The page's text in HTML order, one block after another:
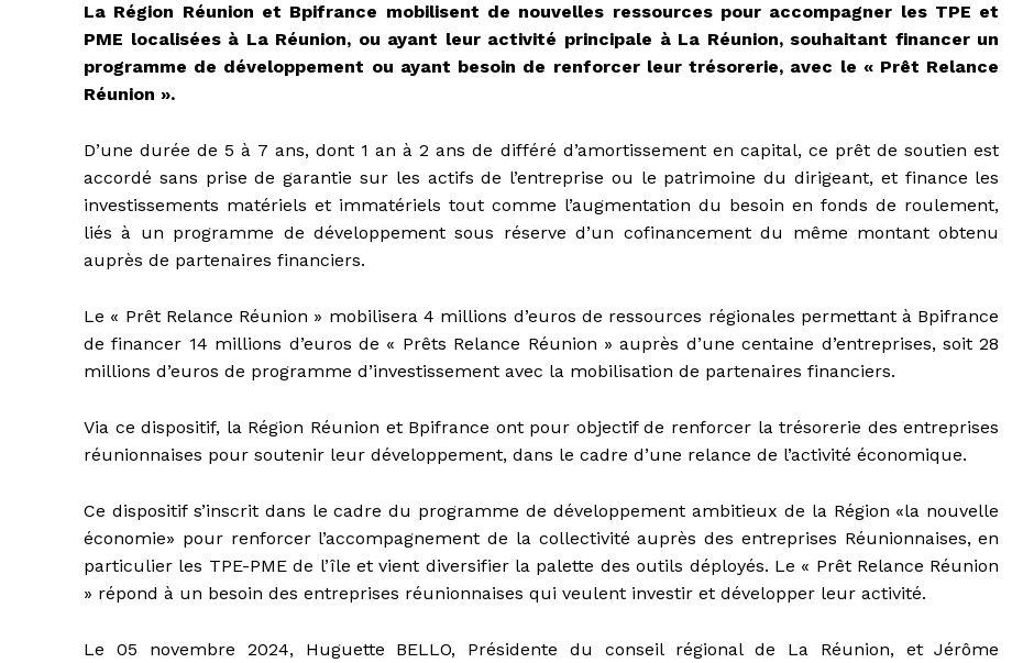
La Région Réunion et Bpifrance mobilisent de nouvelles ressources pour accompagner les TPE et
PME localisées à La Réunion, ou ayant leur activité principale à La Réunion, souhaitant financer un
programme de développement ou ayant besoin de renforcer leur trésorerie, avec le « Prêt Relance
Réunion ».
D’une durée de 5 à 7 ans, dont 1 an à 2 ans de différé d’amortissement en capital, ce prêt de soutien est
accordé sans prise de garantie sur les actifs de l’entreprise ou le patrimoine du dirigeant, et finance les
investissements matériels et immatériels tout comme l’augmentation du besoin en fonds de roulement,
liés à un programme de développement sous réserve d’un cofinancement du même montant obtenu
auprès de partenaires financiers.
Le « Prêt Relance Réunion » mobilisera 4 millions d’euros de ressources régionales permettant à Bpifrance
de financer 14 millions d’euros de « Prêts Relance Réunion » auprès d’une centaine d’entreprises, soit 28
millions d’euros de programme d’investissement avec la mobilisation de partenaires financiers.
Via ce dispositif, la Région Réunion et Bpifrance ont pour objectif de renforcer la trésorerie des entreprises
réunionnaises pour soutenir leur développement, dans le cadre d’une relance de l’activité économique.
Ce dispositif s’inscrit dans le cadre du programme de développement ambitieux de la Région «la nouvelle
économie» pour renforcer l’accompagnement de la collectivité auprès des entreprises Réunionnaises, en
particulier les TPE-PME de l’île et vient diversifier la palette des outils déployés. Le « Prêt Relance Réunion
» répond à un besoin des entreprises réunionnaises qui veulent investir et développer leur activité.
Le 05 novembre 2024, Huguette BELLO, Présidente du conseil régional de La Réunion, et Jérôme